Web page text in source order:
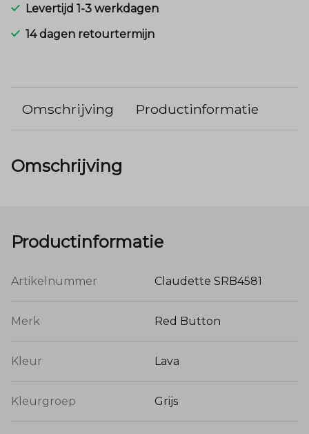
Levertijd 1-3 werkdagen
14 dagen retourtermijn
Omschrijving Productinformatie
Omschrijving
Productinformatie
Artikelnummer Claudette SRB4581
Merk Red Button
Kleur Lava
Kleurgroep Grijs